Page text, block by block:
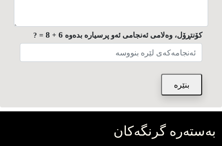
کۆنتڕۆل، وه‌لامی ئه‌نجامی ئه‌و پرسیاره‌ بده‌وه 6
+
8
= ?
به‌سته‌ره‌ گرنگه‌کان